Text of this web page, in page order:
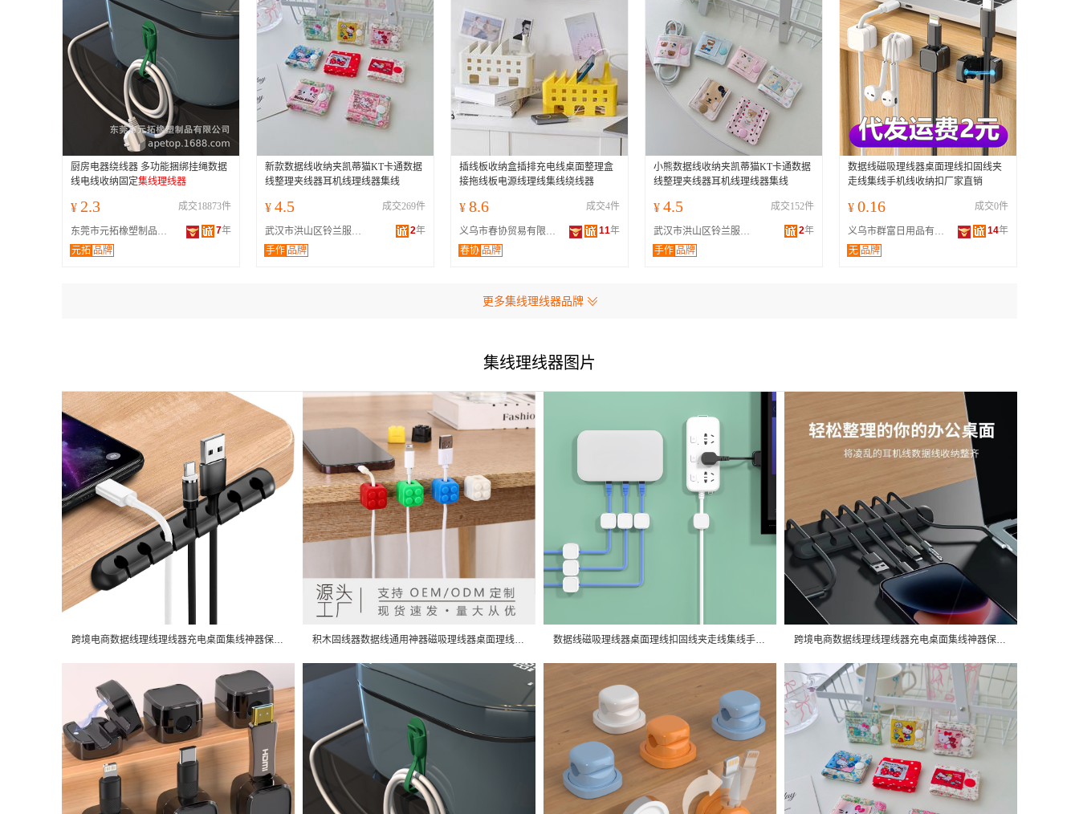
厨房电器绕线器 多功能捆绑挂绳数据
线电线收纳固定集线理线器
¥ 2.3 成交18873件
东莞市元拓橡塑制品有限公司 7年
元拓 品牌
新款数据线收纳夹凯蒂猫KT卡通数据
线整理夹线器耳机线理线器集线
¥ 4.5 成交269件
武汉市洪山区铃兰服饰商行 2年
手作 品牌
插线板收纳盒插排充电线桌面整理盒
接拖线板电源线理线集线绕线器
¥ 8.6 成交4件
义乌市春协贸易有限公司 11年
春协 品牌
小熊数据线收纳夹凯蒂猫KT卡通数据
线整理夹线器耳机线理线器集线
¥ 4.5 成交152件
武汉市洪山区铃兰服饰商行 2年
手作 品牌
数据线磁吸理线器桌面理线扣固线夹
走线集线手机线收纳扣厂家直销
¥ 0.16 成交0件
义乌市群富日用品有限公司 14年
无 品牌
更多集线理线器品牌
集线理线器图片
跨境电商数据线理线理线器充电桌面集线神器保护器电线收纳整理 积木固线器数据线通用神器磁吸理线器桌面理线扣集线手机线收纳 数据线磁吸理线器桌面理线扣固线夹走线集线手机线收纳扣厂家直销 跨境电商数据线理线理线器充电桌面集线神器保护器电线收纳整理鼠